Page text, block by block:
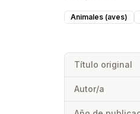
Animales (aves)
Título original
Autor/a